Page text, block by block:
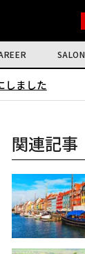
SALON
しました
関連記事